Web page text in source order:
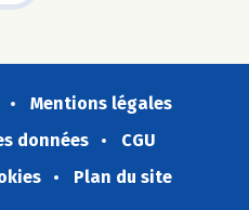
Mentions légales
données
CGU
Plan du site